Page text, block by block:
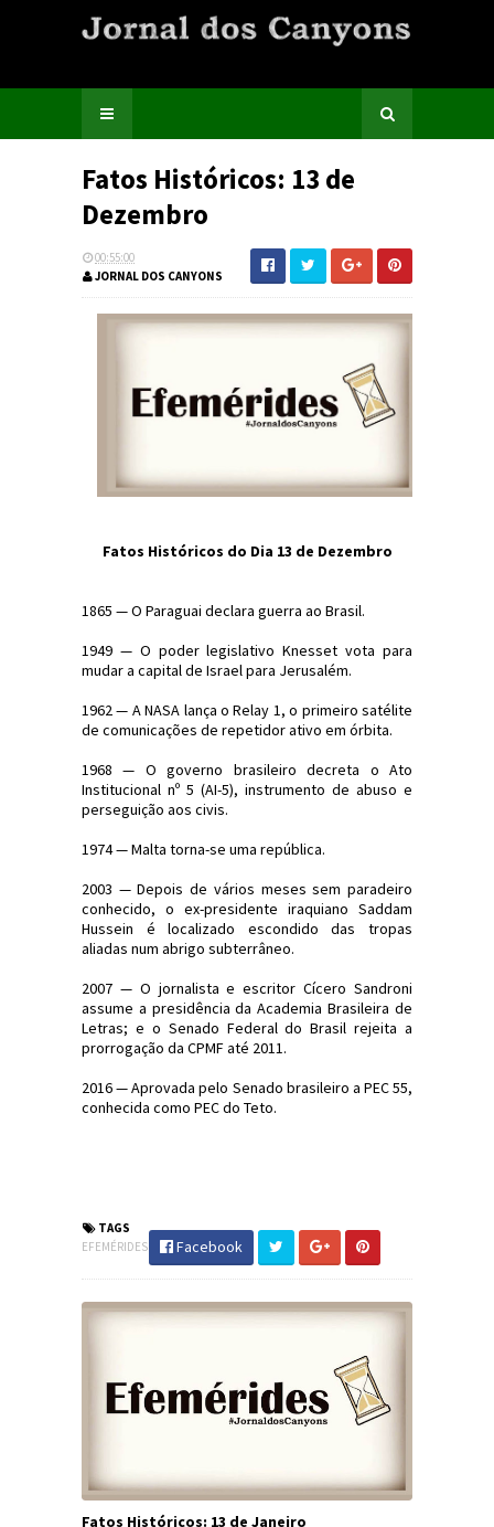
Fatos Históricos: 13 de
Dezembro
00:55:00
JORNAL DOS CANYONS
Fatos Históricos do Dia 13 de Dezembro
1865 — O Paraguai declara guerra ao Brasil.
1949 — O poder legislativo Knesset vota para
mudar a capital de Israel para Jerusalém.
1962 — A NASA lança o Relay 1, o primeiro satélite
de comunicações de repetidor ativo em órbita.
1968 — O governo brasileiro decreta o Ato
Institucional nº 5 (AI-5), instrumento de abuso e
perseguição aos civis.
1974 — Malta torna-se uma república.
2003 — Depois de vários meses sem paradeiro
conhecido, o ex-presidente iraquiano Saddam
Hussein é localizado escondido das tropas
aliadas num abrigo subterrâneo.
2007 — O jornalista e escritor Cícero Sandroni
assume a presidência da Academia Brasileira de
Letras; e o Senado Federal do Brasil rejeita a
prorrogação da CPMF até 2011.
2016 — Aprovada pelo Senado brasileiro a PEC 55,
conhecida como PEC do Teto.
TAGS
EFEMÉRIDES
Facebook
Fatos Históricos: 13 de Janeiro